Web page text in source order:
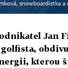
snowboardistka
Jan
golfista,
kterou